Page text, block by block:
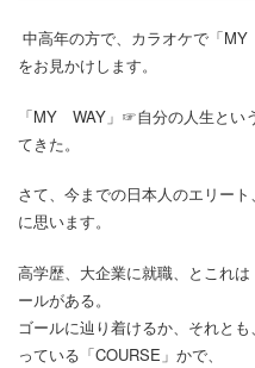
中高年の方で、カラオケで「
をお見かけします。
「MY WAY」☞自分の人生とい
てきた。
さて、今までの日本人のエリー
に思います。
高学歴、大企業に就職、とこれ
ールがある。
ゴールに辿り着けるか、それと
っている「COURSE」かで、